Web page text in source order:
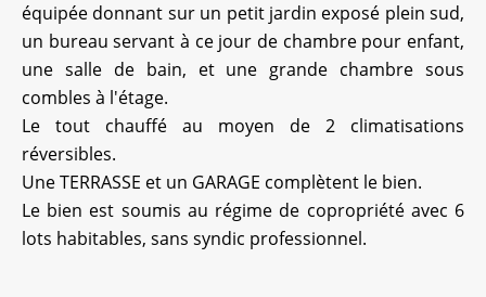
équipée donnant sur un petit jardin exposé plein sud,
un bureau servant à ce jour de chambre pour enfant,
une salle de bain, et une grande chambre sous
combles à l'étage.
Le tout chauffé au moyen de 2 climatisations
réversibles.
Une TERRASSE et un GARAGE complètent le bien.
Le bien est soumis au régime de copropriété avec 6
lots habitables, sans syndic professionnel.